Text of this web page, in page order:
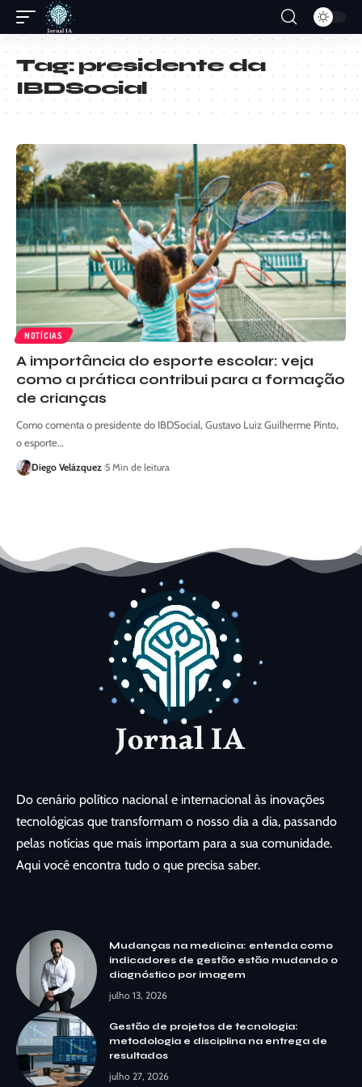
Tag:presidente da
IBDSocial
NOTÍCIAS
A importância do esporte escolar: veja
como a prática contribui para a formação
de crianças
Como comenta o presidente do IBDSocial, Gustavo Luiz Guilherme Pinto,
o esporte…
Diego Velázquez 5 Min de leitura
Do cenário político nacional e internacional às inovações
tecnológicas que transformam o nosso dia a dia, passando
pelas notícias que mais importam para a sua comunidade.
Aqui você encontra tudo o que precisa saber.
Mudanças na medicina: entenda como
indicadores de gestão estão mudando o
diagnóstico por imagem
julho 13, 2026
Gestão de projetos de tecnologia:
metodologia e disciplina na entrega de
resultados
julho 27, 2026